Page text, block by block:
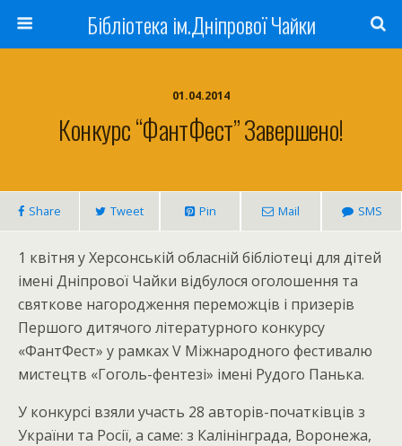
Бібліотека ім.Дніпрової Чайки
01.04.2014
Конкурс “ФантФест” Завершено!
Share Tweet Pin Mail SMS
1 квітня у Херсонській обласній бібліотеці для дітей
імені Дніпрової Чайки відбулося оголошення та
святкове нагородження переможців і призерів
Першого дитячого літературного конкурсу
«ФантФест» у рамках V Міжнародного фестивалю
мистецтв «Гоголь-фентезі» імені Рудого Панька.
У конкурсі взяли участь 28 авторів-початківців з
України та Росії, а саме: з Калінінграда, Воронежа,